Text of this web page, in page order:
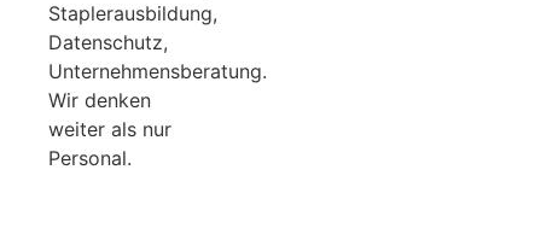
Staplerausbildung,
Datenschutz,
Unternehmensberatung.
Wir denken
weiter als nur
Personal.